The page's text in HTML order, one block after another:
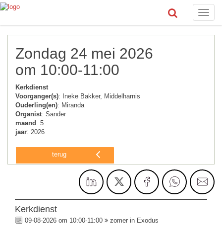
Toggle
Zondag 24 mei 2026
om 10:00-11:00
Kerkdienst
Voorganger(s): Ineke Bakker, Middelharnis
Ouderling(en): Miranda
Organist: Sander
maand : 5
jaar: 2026
terug
Kerkdienst
09-08-2026 om 10:00-11:00 zomer in Exodus